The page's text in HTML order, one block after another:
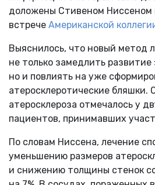
доложены Стивеном Ниссеном
встрече Американской
Выяснилось, что новый метод
не только замедлить развитие
но и повлиять на уже
атеросклеротические бляшки.
атеросклероза отмечалось у
пациентов, принимавших
По словам Ниссена, лечение
уменьшению размеров
и снижению толщины стенок